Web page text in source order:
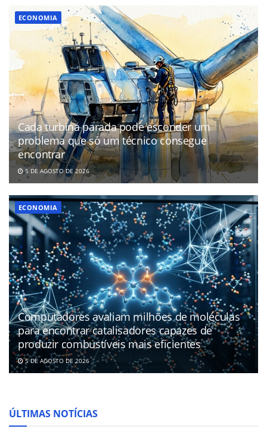
ECONOMIA
Cada turbina parada pode esconder um
problema que só um técnico consegue
encontrar
5 DE AGOSTO DE 2026
ECONOMIA
Computadores avaliam milhões de moléculas
para encontrar catalisadores capazes de
produzir combustíveis mais eficientes
5 DE AGOSTO DE 2026
ÚLTIMAS NOTÍCIAS